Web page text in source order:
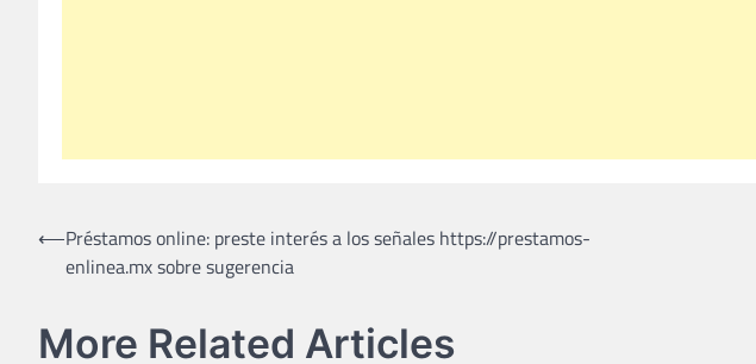
Post
navigation
⟵Préstamos online: preste interés a los señales https://prestamos-
enlinea.mx sobre sugerencia
More Related Articles